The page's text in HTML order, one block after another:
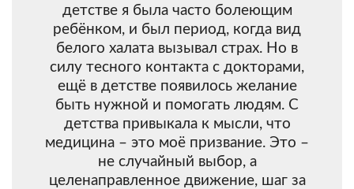
детстве я была часто болеющим
ребёнком, и был период, когда вид
белого халата вызывал страх. Но в
силу тесного контакта с докторами,
ещё в детстве появилось желание
быть нужной и помогать людям. С
детства привыкала к мысли, что
медицина – это моё призвание. Это –
не случайный выбор, а
целенаправленное движение, шаг за